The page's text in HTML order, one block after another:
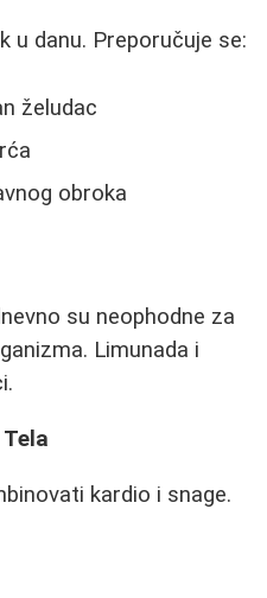
u danu. Preporučuje se:
želudac
obroka
su neophodne za
Limunada i
kardio i snage.